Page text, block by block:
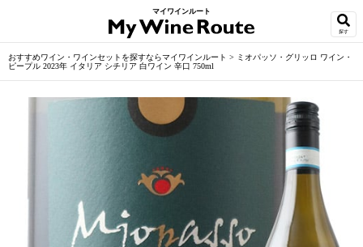
マイワインルート
探す
おすすめワイン・ワインセットを探すならマイワインルート > ミオパッソ・グリッロ ワイン・
ピープル 2023年 イタリア シチリア 白ワイン 辛口 750ml